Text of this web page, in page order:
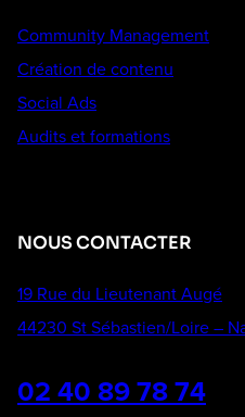
Community Management
Création de contenu
Social Ads
Audits et formations
NOUS CONTACTER
19 Rue du Lieutenant Augé
44230 St Sébastien/Loire –
02 40 89 78 74